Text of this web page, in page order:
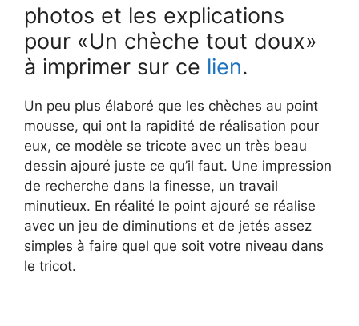
photos et les explications
pour «Un chèche tout doux»
à imprimer sur ce lien.
Un peu plus élaboré que les chèches au point
mousse, qui ont la rapidité de réalisation pour
eux, ce modèle se tricote avec un très beau
dessin ajouré juste ce qu’il faut. Une impression
de recherche dans la finesse, un travail
minutieux. En réalité le point ajouré se réalise
avec un jeu de diminutions et de jetés assez
simples à faire quel que soit votre niveau dans
le tricot.